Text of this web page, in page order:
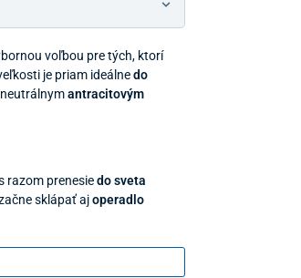
voľbou pre tých, ktorí
je priam ideálnedo
antracitovým
razom prenesiedo sveta
sklápať ajoperadlo
čítať knihu alebo si dopriať
akú polohu si vyberiete.